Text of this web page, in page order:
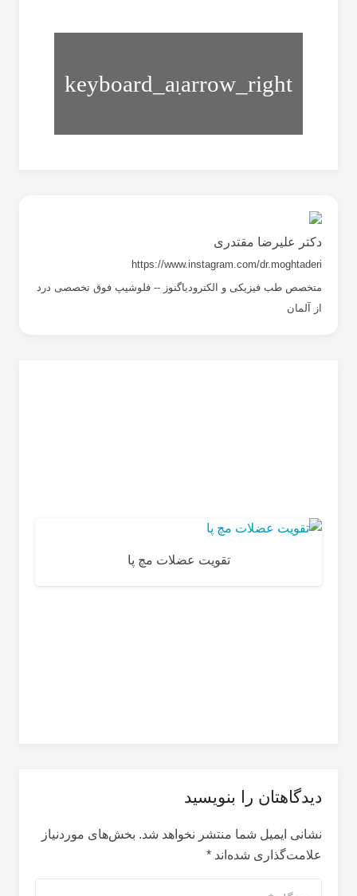
استخوان
ترقوه
افتادگی
دکتر علیرضا مقتدری
https://www.instagram.com/dr.moghtaderi
متخصص طب فیزیکی و الکترودیاگنوز -- فلوشیپ فوق تخصصی درد
از آلمان
تقویت عضلات مچ پا
دیدگاهتان را بنویسید
نشانی ایمیل شما منتشر نخواهد شد. بخش‌های موردنیاز
علامت‌گذاری شده‌اند *